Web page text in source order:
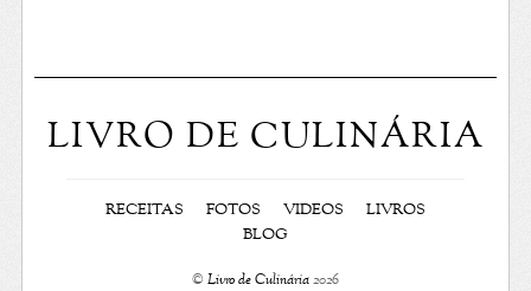
LIVRO DE CULINÁRIA
RECEITAS FOTOS VIDEOS
LIVROS
BLOG
© Livro de Culinária2026